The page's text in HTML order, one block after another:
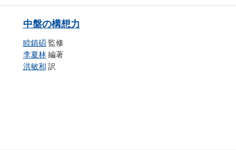
中盤の構想力
睦鎮碩監修
李夏林編著
洪敏和 訳